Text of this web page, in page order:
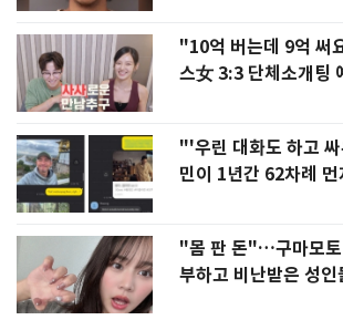
"10억 버는데 9억
스女 3:3 단체소개팅
"'우린 대화도 하고
민이 1년간 62차례
"몸 판 돈"…구마모토
부하고 비난받은 성인